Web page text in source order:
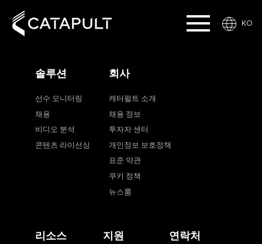
KO
솔루션
선수 모니터링
채용
비디오 분석
콘텐츠 라이선싱
회사
캐터펄트 소개
채용 정보
투자자 센터
개인정보 보호정책
표준 약관
쿠키 정책
뉴스룸
리소스 지원 연락처